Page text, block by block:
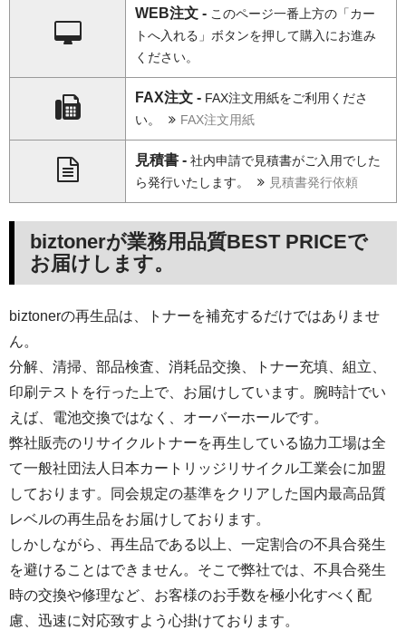
WEB注文 - このページ一番上方の「カー
トへ入れる」ボタンを押して購入にお進み
ください。
FAX注文 - FAX注文用紙をご利用くださ
い。
FAX注文用紙
見積書 - 社内申請で見積書がご入用でした
ら発行いたします。
見積書発行依頼
biztonerが業務用品質BEST PRICEで
お届けします。
biztonerの再生品は、トナーを補充するだけではありませ
ん。
分解、清掃、部品検査、消耗品交換、トナー充填、組立、
印刷テストを行った上で、お届けしています。腕時計でい
えば、電池交換ではなく、オーバーホールです。
弊社販売のリサイクルトナーを再生している協力工場は全
て一般社団法人日本カートリッジリサイクル工業会に加盟
しております。同会規定の基準をクリアした国内最高品質
レベルの再生品をお届けしております。
しかしながら、再生品である以上、一定割合の不具合発生
を避けることはできません。そこで弊社では、不具合発生
時の交換や修理など、お客様のお手数を極小化すべく配
慮、迅速に対応致すよう心掛けております。